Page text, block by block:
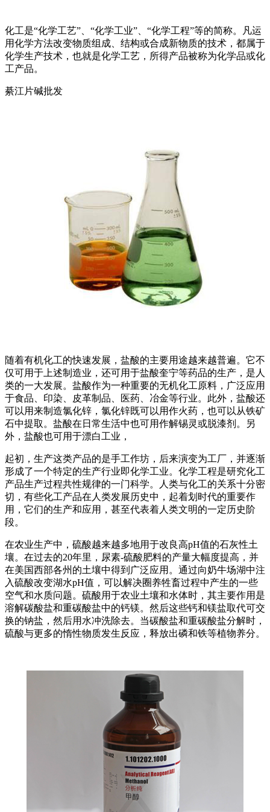
化工是“化学工艺”、“化学工业”、“化学工程”等的简称。凡运
用化学方法改变物质组成、结构或合成新物质的技术，都属于
化学生产技术，也就是化学工艺，所得产品被称为化学品或化
工产品。
綦江片碱批发
随着有机化工的快速发展，盐酸的主要用途越来越普遍。它不
仅可用于上述制造业，还可用于盐酸奎宁等药品的生产，是人
类的一大发展。盐酸作为一种重要的无机化工原料，广泛应用
于食品、印染、皮革制品、医药、冶金等行业。此外，盐酸还
可以用来制造氯化锌，氯化锌既可以用作火药，也可以从铁矿
石中提取。盐酸在日常生活中也可用作解锡灵或脱漆剂。另
外，盐酸也可用于漂白工业，
起初，生产这类产品的是手工作坊，后来演变为工厂，并逐渐
形成了一个特定的生产行业即化学工业。化学工程是研究化工
产品生产过程共性规律的一门科学。人类与化工的关系十分密
切，有些化工产品在人类发展历史中，起着划时代的重要作
用，它们的生产和应用，甚至代表着人类文明的一定历史阶
段。
在农业生产中，硫酸越来越多地用于改良高pH值的石灰性土
壤。在过去的20年里，尿素-硫酸肥料的产量大幅度提高，并
在美国西部各州的土壤中得到广泛应用。通过向奶牛场湖中注
入硫酸改变湖水pH值，可以解决圈养牲畜过程中产生的一些
空气和水质问题。硫酸用于农业土壤和水体时，其主要作用是
溶解碳酸盐和重碳酸盐中的钙镁。然后这些钙和镁盐取代可交
换的钠盐，然后用水冲洗除去。当碳酸盐和重碳酸盐分解时，
硫酸与更多的惰性物质发生反应，释放出磷和铁等植物养分。